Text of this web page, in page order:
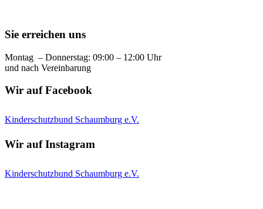
Sie erreichen uns
Montag – Donnerstag: 09:00 – 12:00 Uhr
und nach Vereinbarung
Wir auf Facebook
Kinderschutzbund Schaumburg e.V.
Wir auf Instagram
Kinderschutzbund Schaumburg e.V.